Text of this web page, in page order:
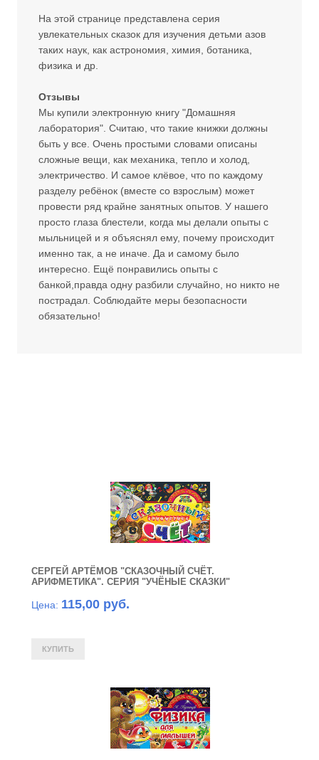
На этой странице представлена серия
увлекательных сказок для изучения детьми азов
таких наук, как астрономия, химия, ботаника,
физика и др.
Отзывы
Мы купили электронную книгу "Домашняя
лаборатория". Считаю, что такие книжки должны
быть у все. Очень простыми словами описаны
сложные вещи, как механика, тепло и холод,
электричество. И самое клёвое, что по каждому
разделу ребёнок (вместе со взрослым) может
провести ряд крайне занятных опытов. У нашего
просто глаза блестели, когда мы делали опыты с
мыльницей и я объяснял ему, почему происходит
именно так, а не иначе. Да и самому было
интересно. Ещё понравились опыты с
банкой,правда одну разбили случайно, но никто не
пострадал. Соблюдайте меры безопасности
обязательно!
СЕРГЕЙ АРТЁМОВ "СКАЗОЧНЫЙ СЧЁТ.
АРИФМЕТИКА". СЕРИЯ "УЧЁНЫЕ СКАЗКИ"
Цена: 115,00 руб.